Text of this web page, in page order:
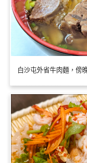
白沙屯外省牛肉麵，傍